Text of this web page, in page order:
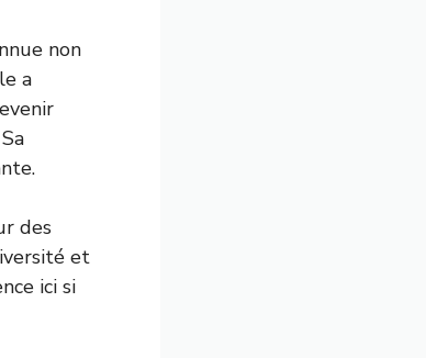
non
a
des
et
ici si